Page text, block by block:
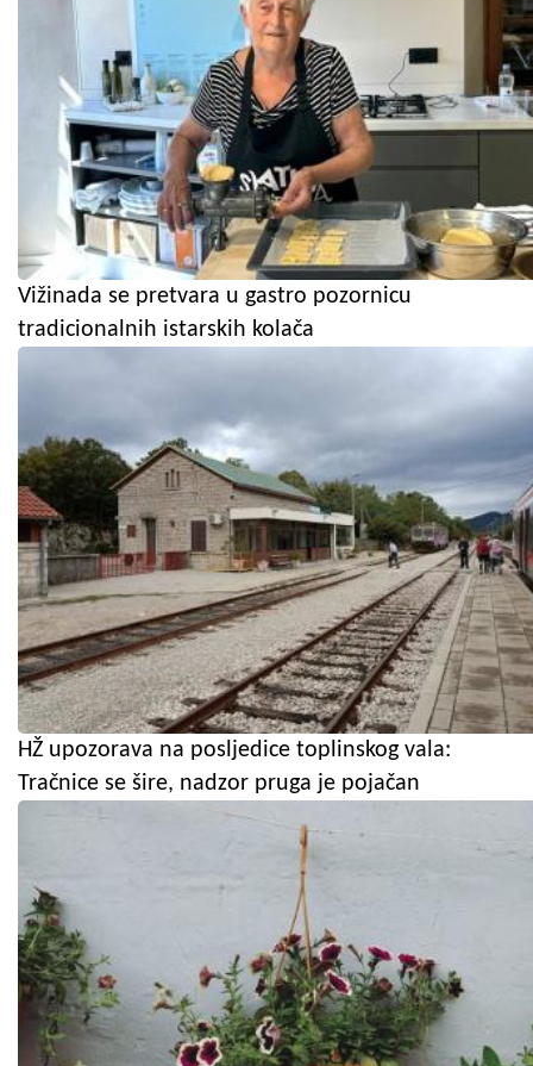
Vižinada se pretvara u gastro pozornicu
tradicionalnih istarskih kolača
HŽ upozorava na posljedice toplinskog vala:
Tračnice se šire, nadzor pruga je pojačan